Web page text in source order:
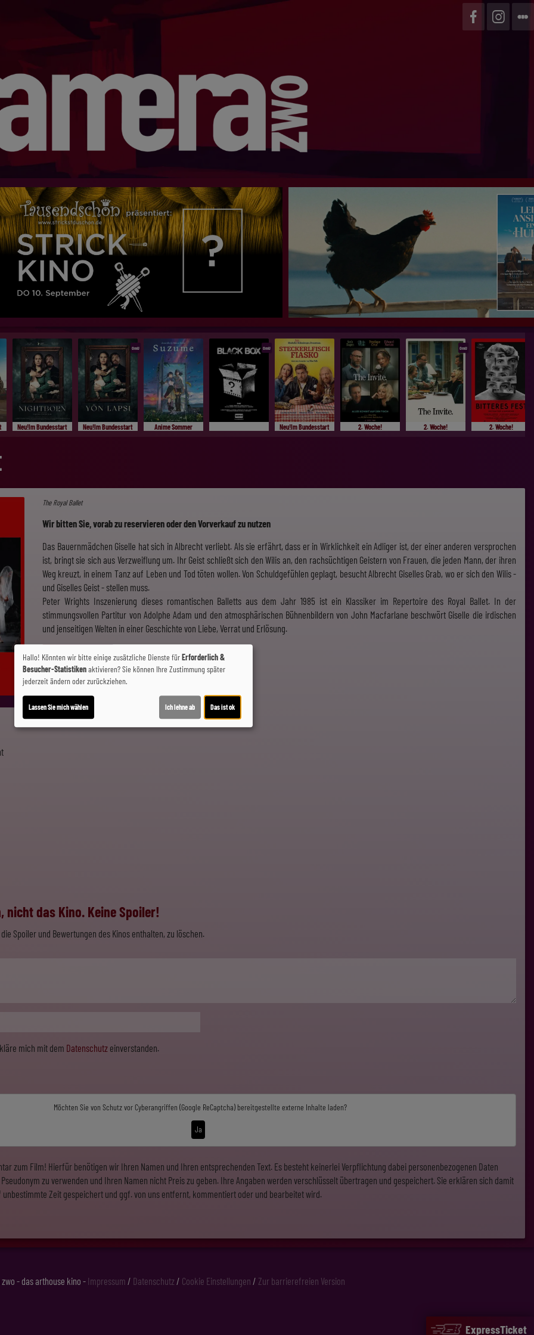
ExpressTicket
Neu!Im Bundesstart
OmU
Neu!Im Bundesstart Anime Sommer
OmU
Neu!Im Bundesstart 2. Woche!
OmU
2. Woche! 2. Woche!
The Royal Ballet
Wir bitten Sie, vorab zu reservieren oder den Vorverkauf zu nutzen
Das Bauernmädchen Giselle hat sich in Albrecht verliebt. Als sie erfährt, dass er in Wirklichkeit ein Adliger ist, der einer anderen versprochen
ist, bringt sie sich aus Verzweiflung um. Ihr Geist schließt sich den Wilis an, den rachsüchtigen Geistern von Frauen, die jeden Mann, der ihren
Weg kreuzt, in einem Tanz auf Leben und Tod töten wollen. Von Schuldgefühlen geplagt, besucht Albrecht Giselles Grab, wo er sich den Wilis -
und Giselles Geist - stellen muss.
Peter Wrights Inszenierung dieses romantischen Balletts aus dem Jahr 1985 ist ein Klassiker im Repertoire des Royal Ballet. In der
stimmungsvollen Partitur von Adolphe Adam und den atmosphärischen Bühnenbildern von John Macfarlane beschwört Giselle die irdischen
und jenseitigen Welten in einer Geschichte von Liebe, Verrat und Erlösung.
Ticket-Alarm
nicht das Kino. Keine Spoiler!
Spoiler und Bewertungen des Kinos enthalten, zu löschen.
mich mit dem Datenschutz einverstanden.
Möchten Sie von Schutz vor Cyberangriffen (Google ReCaptcha) bereitgestellte externe Inhalte laden?
Ja
zum Film! Hierfür benötigen wir Ihren Namen und Ihren entsprechenden Text. Es besteht keinerlei Verpflichtung dabei personenbezogenen Daten
zu verwenden und Ihren Namen nicht Preis zu geben. Ihre Angaben werden verschlüsselt übertragen und gespeichert. Sie erklären sich damit
Zeit gespeichert und ggf. von uns entfernt, kommentiert oder und bearbeitet wird.
- das arthouse kino - Impressum / Datenschutz / Cookie Einstellungen / Zur barrierefreien Version
Hallo! Könnten wir bitte einige zusätzliche Dienste fürErforderlich &
Besucher-Statistikenaktivieren? Sie können Ihre Zustimmung später
jederzeit ändern oder zurückziehen.
Lassen Sie mich wählen Ich lehne ab Das ist ok